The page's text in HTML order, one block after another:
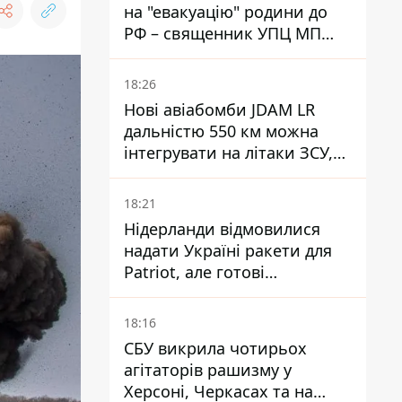
на "евакуацію" родини до
РФ – священник УПЦ МП
отримав 15 років тюрми
18:26
Нові авіабомби JDAM LR
дальністю 550 км можна
інтегрувати на літаки ЗСУ,
але є нюанси
18:21
Нідерланди відмовилися
надати Україні ракети для
Patriot, але готові
допомогти інакше
18:16
СБУ викрила чотирьох
агітаторів рашизму у
Херсоні, Черкасах та на